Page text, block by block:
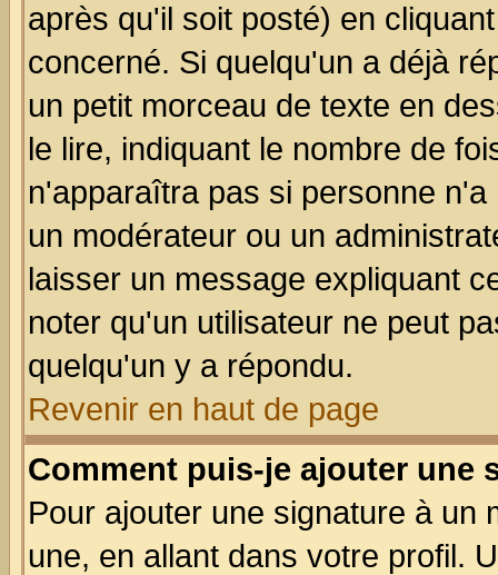
après qu'il soit posté) en
concerné. Si quelqu'un a déjà
un petit morceau de texte en
le lire, indiquant le nombre de
n'apparaîtra pas si personne
un modérateur ou un
laisser un message expliquant
noter qu'un utilisateur ne peut
quelqu'un y a répondu.
Revenir en haut de page
Comment puis-je ajouter une
Pour ajouter une signature à un
une, en allant dans votre profil.